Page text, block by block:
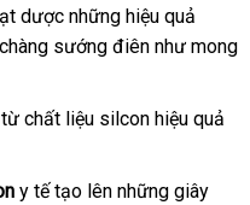
dược nhận
hàng
những hiệu quả
sướng điên như mua
mong
chất liệu silcon hiệu quả
y tế tạo lên chất
những giây